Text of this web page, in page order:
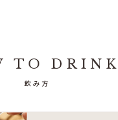
TO DRINK
飲み方